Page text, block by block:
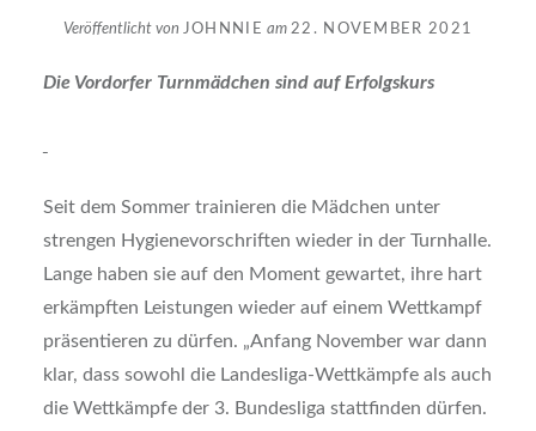
Veröffentlicht von JOHNNIE am 22. NOVEMBER 2021
Die Vordorfer Turnmädchen sind auf Erfolgskurs
Seit dem Sommer trainieren die Mädchen unter
strengen Hygienevorschriften wieder in der Turnhalle.
Lange haben sie auf den Moment gewartet, ihre hart
erkämpften Leistungen wieder auf einem Wettkampf
präsentieren zu dürfen. „Anfang November war dann
klar, dass sowohl die Landesliga-Wettkämpfe als auch
die Wettkämpfe der 3. Bundesliga stattfinden dürfen.